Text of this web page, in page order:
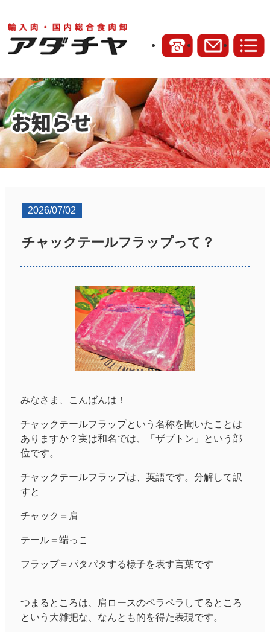
2026/07/02
チャックテールフラップって？
みなさま、こんばんは！
チャックテールフラップという名称を聞いたことは
ありますか？実は和名では、「ザブトン」という部
位です。
チャックテールフラップは、英語です。分解して訳
すと
チャック＝肩
テール＝端っこ
フラップ＝パタパタする様子を表す言葉です
つまるところは、肩ロースのペラペラしてるところ
という大雑把な、なんとも的を得た表現です。